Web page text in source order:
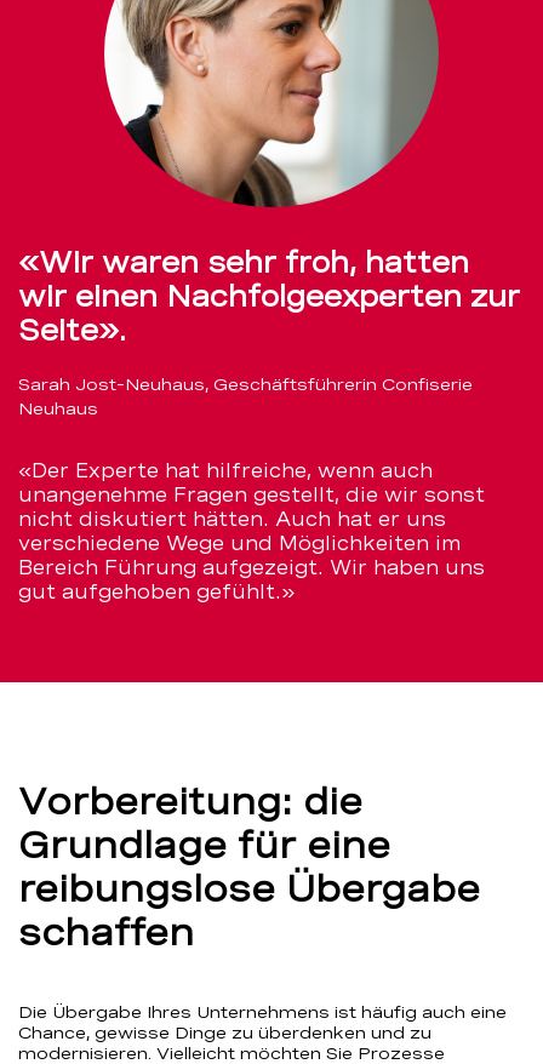
«Wir waren sehr froh, hatten
wir einen Nachfolgeexperten zur
Seite».
Sarah Jost-Neuhaus, Geschäftsführerin Confiserie
Neuhaus
«Der Experte hat hilfreiche, wenn auch
unangenehme Fragen gestellt, die wir sonst
nicht diskutiert hätten. Auch hat er uns
verschiedene Wege und Möglichkeiten im
Bereich Führung aufgezeigt. Wir haben uns
gut aufgehoben gefühlt.»
Vorbereitung: die
Grundlage für eine
reibungslose Übergabe
schaffen
Die Übergabe Ihres Unternehmens ist häufig auch eine
Chance, gewisse Dinge zu überdenken und zu
modernisieren. Vielleicht möchten Sie Prozesse